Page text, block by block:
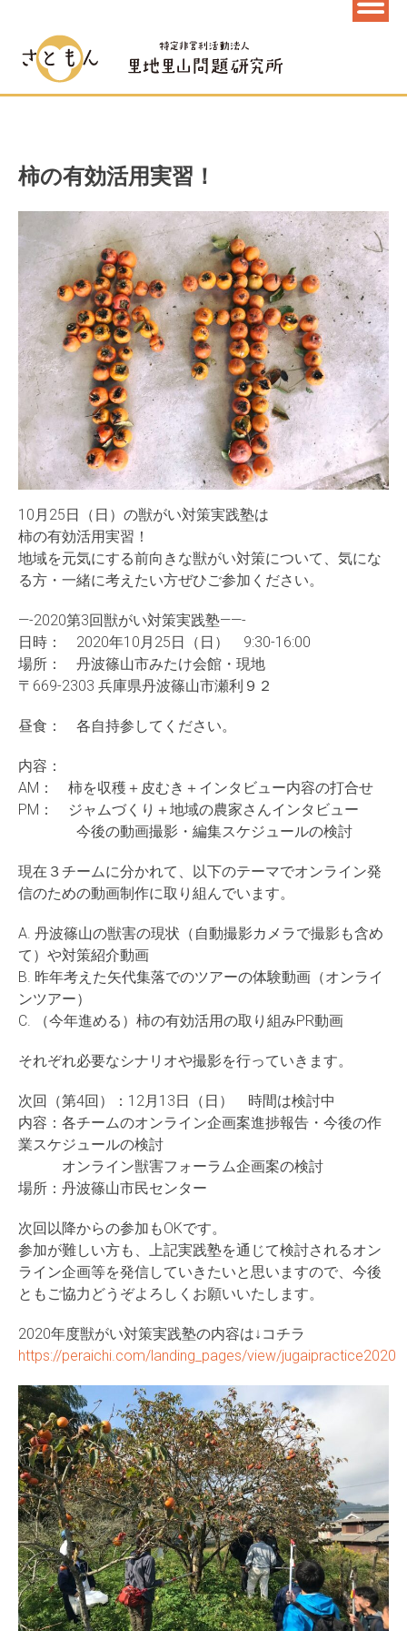
柿の有効活用実習！
10月25日（日）の獣がい対策実践塾は
柿の有効活用実習！
地域を元気にする前向きな獣がい対策について、気にな
る方・一緒に考えたい方ぜひご参加ください。
—-2020第3回獣がい対策実践塾——-
日時： 2020年10月25日（日） 9:30-16:00
場所： 丹波篠山市みたけ会館・現地
〒669-2303 兵庫県丹波篠山市瀬利９２
昼食： 各自持参してください。
内容：
AM： 柿を収穫＋皮むき＋インタビュー内容の打合せ
PM： ジャムづくり＋地域の農家さんインタビュー
今後の動画撮影・編集スケジュールの検討
現在３チームに分かれて、以下のテーマでオンライン発
信のための動画制作に取り組んでいます。
A. 丹波篠山の獣害の現状（自動撮影カメラで撮影も含め
て）や対策紹介動画
B. 昨年考えた矢代集落でのツアーの体験動画（オンライ
ンツアー）
C. （今年進める）柿の有効活用の取り組みPR動画
それぞれ必要なシナリオや撮影を行っていきます。
次回（第4回）：12月13日（日） 時間は検討中
内容：各チームのオンライン企画案進捗報告・今後の作
業スケジュールの検討
オンライン獣害フォーラム企画案の検討
場所：丹波篠山市民センター
次回以降からの参加もOKです。
参加が難しい方も、上記実践塾を通じて検討されるオン
ライン企画等を発信していきたいと思いますので、今後
ともご協力どうぞよろしくお願いいたします。
2020年度獣がい対策実践塾の内容は↓コチラ
https://peraichi.com/landing_pages/view/jugaipractice2020